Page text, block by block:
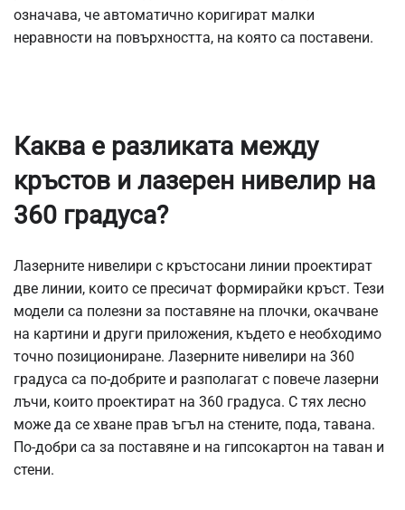
означава, че автоматично коригират малки
неравности на повърхността, на която са поставени.
Каква е разликата между
кръстов и лазерен нивелир на
360 градуса?
Лазерните нивелири с кръстосани линии проектират
две линии, които се пресичат формирайки кръст. Тези
модели са полезни за поставяне на плочки, окачване
на картини и други приложения, където е необходимо
точно позициониране. Лазерните нивелири на 360
градуса са по-добрите и разполагат с повече лазерни
лъчи, които проектират на 360 градуса. С тях лесно
може да се хване прав ъгъл на стените, пода, тавана.
По-добри са за поставяне и на гипсокартон на таван и
стени.